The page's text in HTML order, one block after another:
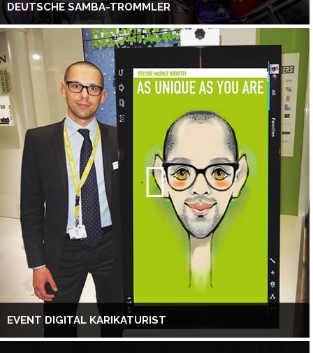
DEUTSCHE SAMBA-TROMMLER
EVENT DIGITAL KARIKATURIST